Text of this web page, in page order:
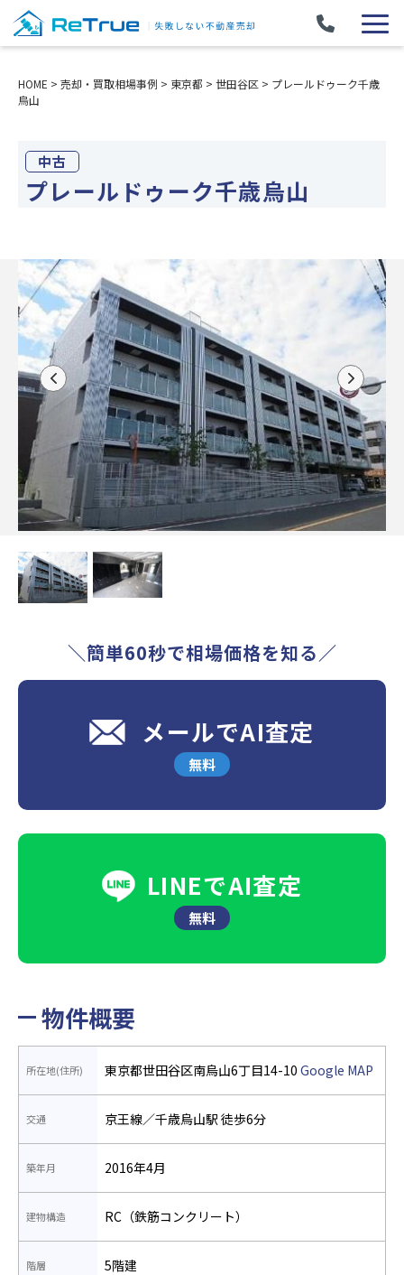
HOME > 売却・買取相場事例 > 東京都 > 世田谷区 > プレールドゥーク千歳
烏山
中古
プレールドゥーク千歳烏山
＼簡単60秒で相場価格を知る／
メールでAI査定
無料
LINEでAI査定
無料
物件概要
所在地(住所) 東京都世田谷区南烏山6丁目14-10 Google MAP
交通 京王線／千歳烏山駅 徒歩6分
築年月 2016年4月
建物構造 RC（鉄筋コンクリート）
階層 5階建